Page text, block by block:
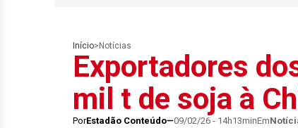
Início> Notícias
Exportadores
mil t de soja à
PorEstadão Conteúdo 09/02/26 - 14h13minEm